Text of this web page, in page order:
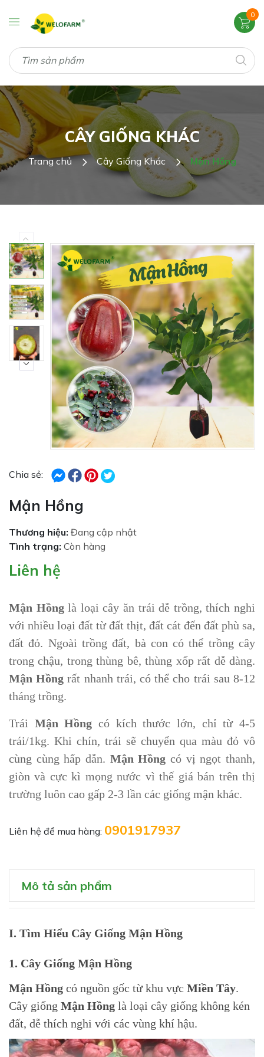
0
CÂY GIỐNG KHÁC
Trang chủ Cây Giống Khác Mận Hồng
Chia sẻ:
Mận Hồng
Thương hiệu: Đang cập nhật
Tình trạng: Còn hàng
Liên hệ
Mận Hồnglà loại cây ăn trái dễ trồng, thích nghi
với nhiều loại đất từ đất thịt, đất cát đến đất phù sa,
đất đỏ. Ngoài trồng đất, bà con có thể trồng cây
trong chậu, trong thùng bê, thùng xốp rất dễ dàng.
Mận Hồng rất nhanh trái, có thể cho trái sau 8-12
tháng trồng.
Trái Mận Hồngcó kích thước lớn, chỉ từ 4-5
trái/1kg. Khi chín, trái sẽ chuyển qua màu đỏ vô
cùng cùng hấp dẫn. Mận Hồng có vị ngọt thanh,
giòn và cực kì mọng nước vì thế giá bán trên thị
trường luôn cao gấp 2-3 lần các giống mận khác.
Liên hệ để mua hàng: 0901917937
Mô tả sản phẩm
I. Tìm Hiểu Cây Giống Mận Hồng
1. Cây Giống Mận Hồng
Mận Hồng có nguồn gốc từ khu vực Miền Tây.
Cây giống Mận Hồng là loại cây giống không kén
đất, dễ thích nghi với các vùng khí hậu.